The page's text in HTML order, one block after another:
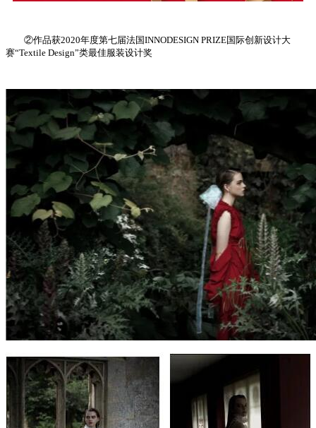
②作品获2020年度第七届法国INNODESIGN PRIZE国际创新设计大
赛“Textile Design”类最佳服装设计奖